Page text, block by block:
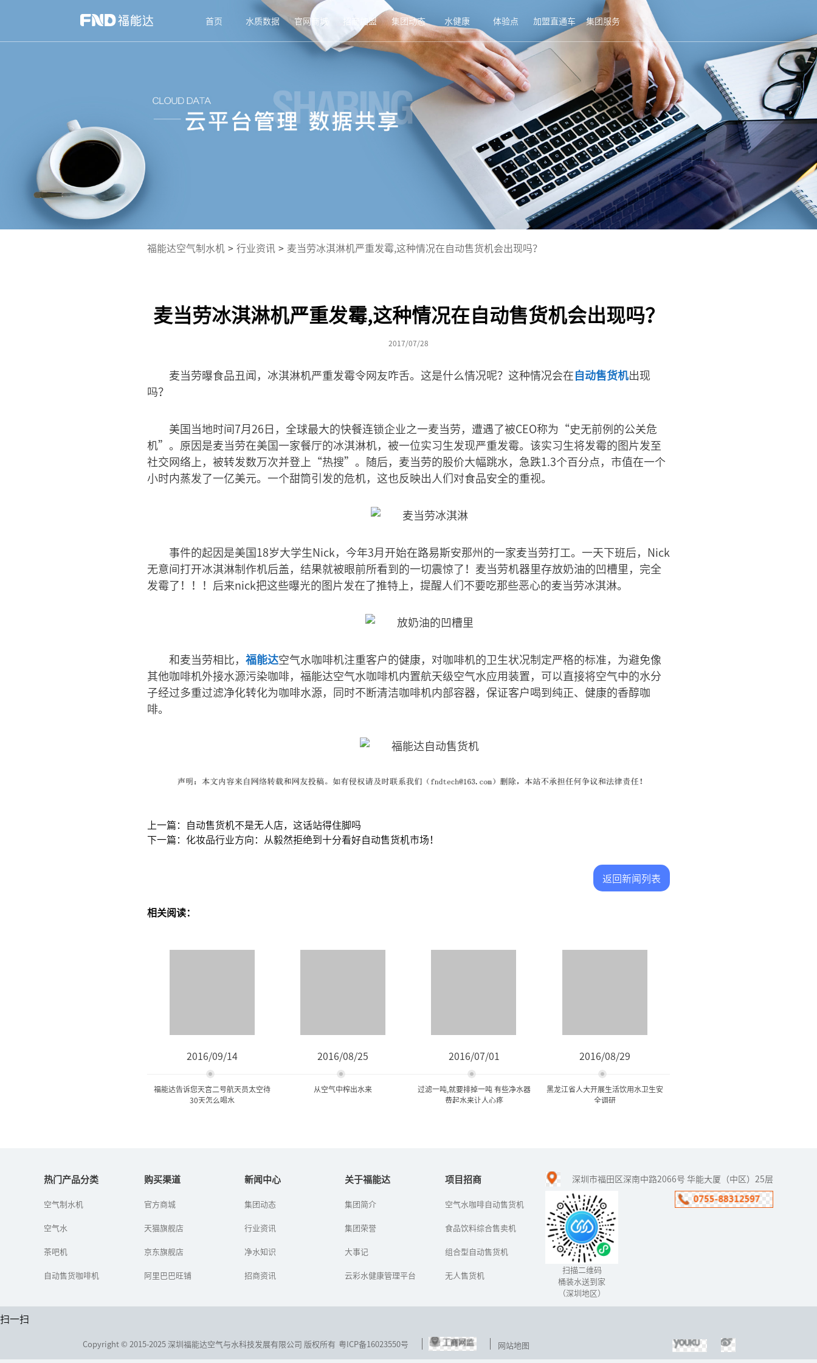
首页 水质数据 官网商城 招商加盟 集团动态 水健康 体验点 加盟直通车 集团服务
福能达空气制水机 > 行业资讯 > 麦当劳冰淇淋机严重发霉,这种情况在自动售货机会出现吗？
麦当劳冰淇淋机严重发霉,这种情况在自动售货机会出现吗？
2017/07/28
麦当劳曝食品丑闻，冰淇淋机严重发霉令网友咋舌。这是什么情况呢？这种情况会在自动售货机出现
吗？
美国当地时间7月26日，全球最大的快餐连锁企业之一麦当劳，遭遇了被CEO称为“史无前例的公关危
机”。原因是麦当劳在美国一家餐厅的冰淇淋机，被一位实习生发现严重发霉。该实习生将发霉的图片发至
社交网络上，被转发数万次并登上“热搜”。随后，麦当劳的股价大幅跳水，急跌1.3个百分点，市值在一个
小时内蒸发了一亿美元。一个甜筒引发的危机，这也反映出人们对食品安全的重视。
事件的起因是美国18岁大学生Nick，今年3月开始在路易斯安那州的一家麦当劳打工。一天下班后，Nick
无意间打开冰淇淋制作机后盖，结果就被眼前所看到的一切震惊了！麦当劳机器里存放奶油的凹槽里，完全
发霉了！！！后来nick把这些曝光的图片发在了推特上，提醒人们不要吃那些恶心的麦当劳冰淇淋。
和麦当劳相比， 福能达空气水咖啡机注重客户的健康，对咖啡机的卫生状况制定严格的标准，为避免像
其他咖啡机外接水源污染咖啡，福能达空气水咖啡机内置航天级空气水应用装置，可以直接将空气中的水分
子经过多重过滤净化转化为咖啡水源，同时不断清洁咖啡机内部容器，保证客户喝到纯正、健康的香醇咖
啡。
上一篇：自动售货机不是无人店，这话站得住脚吗
下一篇：化妆品行业方向：从毅然拒绝到十分看好自动售货机市场！
返回新闻列表
相关阅读：
2016/09/14
福能达告诉您天宫二号航天员太空待
30天怎么喝水
2016年又将是中国航天事
长征七号/五号火箭首发、
射、神舟十一号飞船上发
2016/08/25
从空气中榨出水来
跑。水用完了，人类怎么
世界水日到来之时，对人
2016/07/01
过滤一吨,就要排掉一吨 有些净水器
费起水来让人心疼
如今，市民越来越注意饮
人越来越多。就算家里不
区里的净水器上打水。那
2016/08/29
黑龙江省人大开展生活饮用水卫生安
全调研
目前,饮水水源受污染的情
形日益严重,供水设施,污染
水源中的无机物、有机物
以及微生物等严重地威胁
着人们的健康。...
热门产品分类
空气制水机
空气水
茶吧机
自动售货咖啡机
购买渠道
官方商城
天猫旗舰店
京东旗舰店
阿里巴巴旺铺
新闻中心
集团动态
行业资讯
净水知识
招商资讯
关于福能达
集团简介
集团荣誉
大事记
云彩水健康管理平台
项目招商
空气水咖啡自动售货机
食品饮料综合售卖机
组合型自动售货机
无人售货机
深圳市福田区深南中路2066号 华能大厦（中区）25层
扫描二维码
桶装水送到家
（深圳地区）
扫一扫
Copyright © 2015-2025 深圳福能达空气与水科技发展有限公司 版权所有 粤ICP备16023550号 网站地图